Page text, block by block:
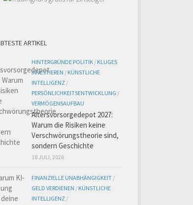
ARTIKEL
HINTERGRÜNDE POLITIK / KLUGES
INVESTIEREN / KÜNSTLICHE
INTELLIGENZ /
PERSÖNLICHKEITSENTWICKLUNG /
VERMÖGENSAUFBAU
Altersvorsorgedepot 2027:
Warum die Risiken keine
Verschwörungstheorie sind,
sondern Geschichte
18 JULI, 2026
FINANZIELLE UNABHÄNGIGKEIT /
GELD VERDIENEN / KÜNSTLICHE
INTELLIGENZ /